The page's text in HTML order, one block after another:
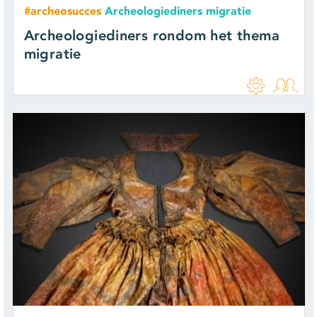
#archeosucces Archeologiediners migratie
Archeologiediners rondom het thema
migratie